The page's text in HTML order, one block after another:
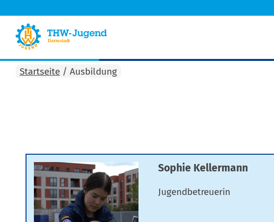
Startseite / Ausbildung
Sophie Kellermann
Jugendbetreuerin